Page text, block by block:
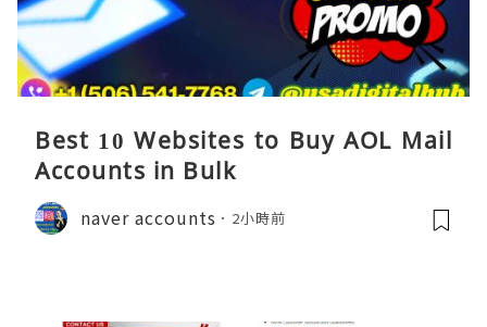
Best 10 Websites to Buy AOL Mail
Accounts in Bulk
naver accounts 2小時前